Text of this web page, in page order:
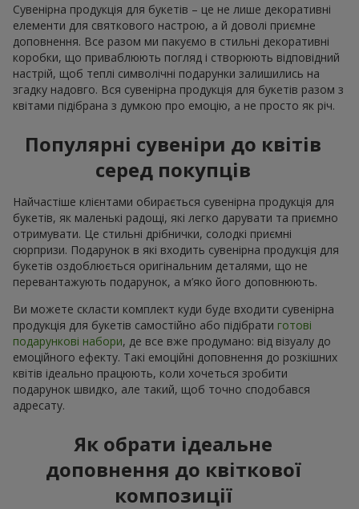
Сувенірна продукція для букетів – це не лише декоративні
елементи для святкового настрою, а й доволі приємне
доповнення. Все разом ми пакуємо в стильні декоративні
коробки, що приваблюють погляд і створюють відповідний
настрій, щоб теплі символічні подарунки залишились на
згадку надовго. Вся сувенірна продукція для букетів разом з
квітами підібрана з думкою про емоцію, а не просто як річ.
Популярні сувеніри до квітів
серед покупців
Найчастіше клієнтами обирається сувенірна продукція для
букетів, як маленькі радощі, які легко дарувати та приємно
отримувати. Це стильні дрібнички, солодкі приємні
сюрпризи. Подарунок в які входить сувенірна продукція для
букетів оздоблюється оригінальним деталями, що не
перевантажують подарунок, а м’яко його доповнюють.
Ви можете скласти комплект куди буде входити сувенірна
продукція для букетів самостійно або підібрати готові
подарункові набори, де все вже продумано: від візуалу до
емоційного ефекту. Такі емоційні доповнення до розкішних
квітів ідеально працюють, коли хочеться зробити
подарунок швидко, але такий, щоб точно сподобався
адресату.
Як обрати ідеальне
доповнення до квіткової
композиції